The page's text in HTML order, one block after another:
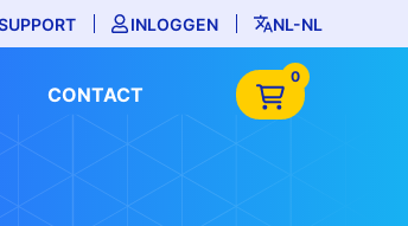
INLOGGEN NL-NL
CONTACT
0